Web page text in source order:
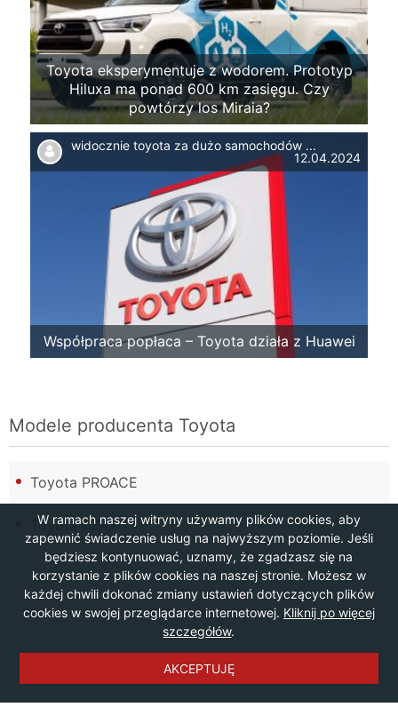
W ramach naszej witryny używamy plików cookies, aby
zapewnić świadczenie usług na najwyższym poziomie. Jeśli
będziesz kontynuować, uznamy, że zgadzasz się na
korzystanie z plików cookies na naszej stronie. Możesz w
każdej chwili dokonać zmiany ustawień dotyczących plików
cookies w swojej przeglądarce internetowej. Kliknij po więcej
szczegółów.
AKCEPTUJĘ
Toyota eksperymentuje z wodorem. Prototyp
Hiluxa ma ponad 600 km zasięgu. Czy
powtórzy los Miraia?
widocznie toyota za dużo samochodów ...
12.04.2024
Współpraca popłaca – Toyota działa z Huawei
Modele producenta Toyota
Toyota PROACE
Toyota bZ4X